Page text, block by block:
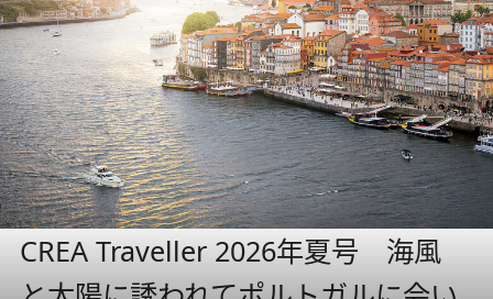
CREA Traveller 2026年夏号 海風